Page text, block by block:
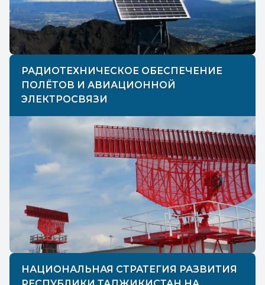
РАДИОТЕХНИЧЕСКОЕ ОБЕСПЕЧЕНИЕ
ПОЛЁТОВ И АВИАЦИОННОЙ
ЭЛЕКТРОСВЯЗИ
НАЦИОНАЛЬНАЯ СТРАТЕГИЯ РАЗВИТИЯ